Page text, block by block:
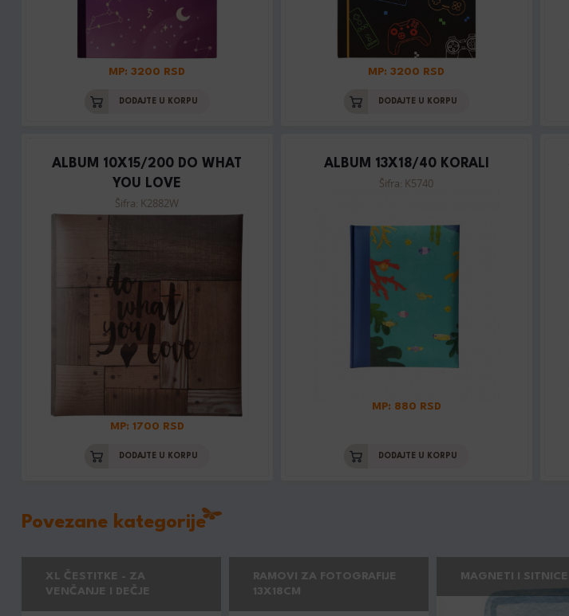
MP: 3200 RSD
DODAJTE U KORPU
MP: 3200 RSD
DODAJTE U KORPU
ALBUM 10X15/200 DO WHAT
YOU LOVE
Šifra: K2882W
MP: 1700 RSD
DODAJTE U KORPU
ALBUM 13X18/40 KORALI
Šifra: K5740
MP: 880 RSD
DODAJTE U KORPU
Povezane kategorije
XL ČESTITKE - ZA
VENČANJE I DEČJE
RAMOVI ZA FOTOGRAFIJE
13X18CM
MAGNETI I SITNICE